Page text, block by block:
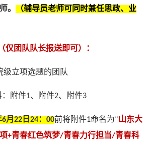
。
（辅导员老师可同时兼任思政、业
（仅团队队长报送即可）：
级立项选题的团队
附件1、附件2、附件3
6月22日24：00前将附件1命名为“山东大
+青春红色筑梦/青春力行担当/青春科